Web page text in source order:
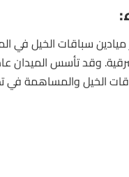
ميادين سباقات الخيل في
الخيل والمساهمة في